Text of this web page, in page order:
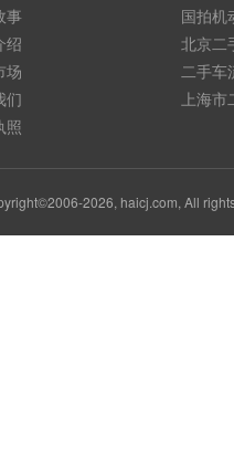
事
绍
场
们
照
国拍机
北京二
二手车
上海
2026, haicj.com, All